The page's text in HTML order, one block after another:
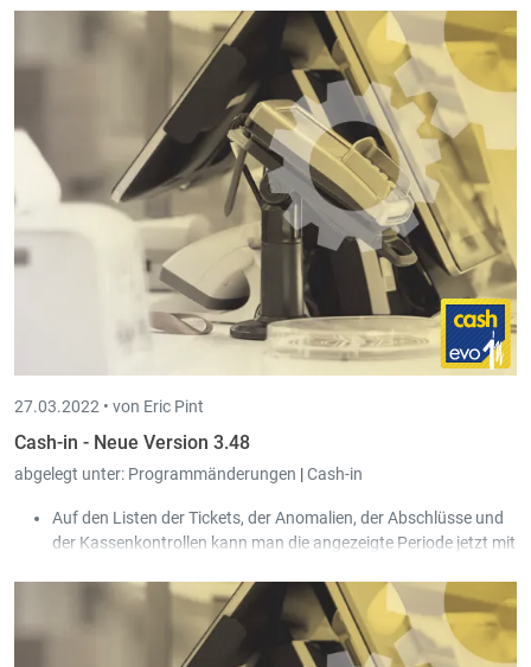
Ladegeschwindigkeit einiger Bildschirme deutlich verbessert:
bei der Liste der Tickets sowie auf dem Schirm der
Kassenverwaltung im Reiter
"Tickets".
27.03.2022 • von Eric Pint
Cash-in - Neue Version 3.48
abgelegt unter: Programmänderungen |Cash-in
Auf den Listen der Tickets, der Anomalien, der Abschlüsse und
der Kassenkontrollen kann man die angezeigte Periode jetzt mit
Bei der Artikel Schnellauswahl kann man jetzt gewisse Artikel
für gewisse Kassen sperren.